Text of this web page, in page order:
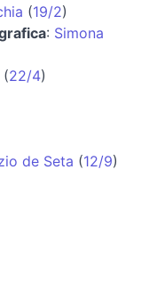
(19/2)
: Simona
(22/4)
de Seta (12/9)